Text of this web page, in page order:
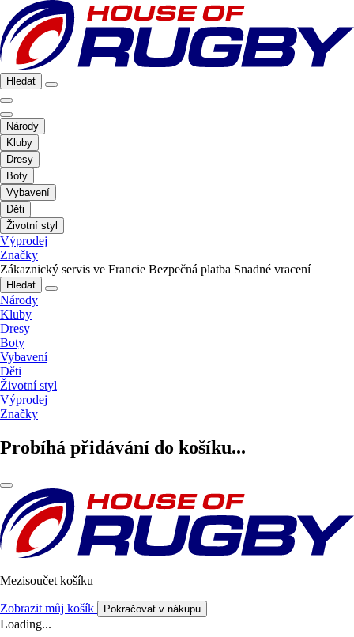
Hledat
Národy
Kluby
Dresy
Boty
Vybavení
Děti
Životní styl
Výprodej
Značky
Zákaznický servis ve Francie Bezpečná platba Snadné vracení
Hledat
Národy
Kluby
Dresy
Boty
Vybavení
Děti
Životní styl
Výprodej
Značky
Probíhá přidávání do košíku...
Mezisoučet košíku
Zobrazit můj košík Pokračovat v nákupu
Loading...